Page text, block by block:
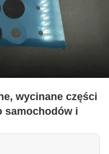
wycinane części
samochodów i